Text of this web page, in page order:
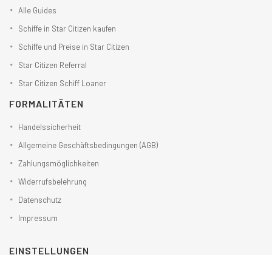
Alle Guides
Schiffe in Star Citizen kaufen
Schiffe und Preise in Star Citizen
Star Citizen Referral
Star Citizen Schiff Loaner
FORMALITÄTEN
Handelssicherheit
Allgemeine Geschäftsbedingungen (AGB)
Zahlungsmöglichkeiten
Widerrufsbelehrung
Datenschutz
Impressum
EINSTELLUNGEN